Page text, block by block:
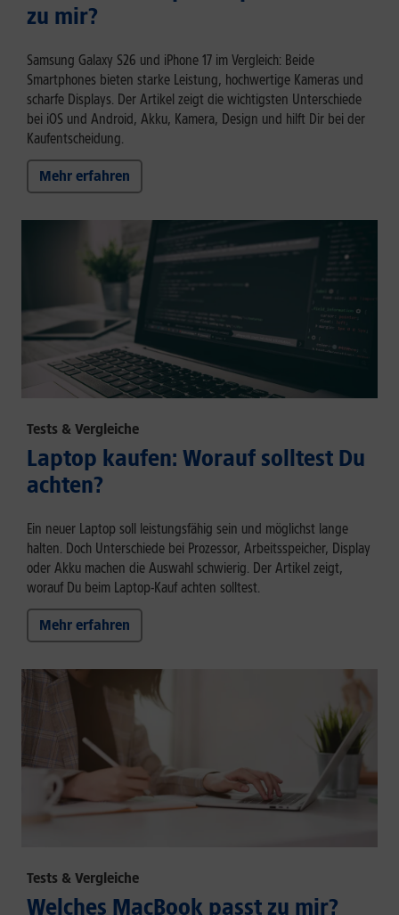
zu mir?
Samsung Galaxy S26 und iPhone 17 im Vergleich: Beide
Smartphones bieten starke Leistung, hochwertige Kameras und
scharfe Displays. Der Artikel zeigt die wichtigsten Unterschiede
bei iOS und Android, Akku, Kamera, Design und hilft Dir bei der
Kaufentscheidung.
Mehr erfahren
Tests & Vergleiche
Laptop kaufen: Worauf solltest Du
achten?
Ein neuer Laptop soll leistungsfähig sein und möglichst lange
halten. Doch Unterschiede bei Prozessor, Arbeitsspeicher, Display
oder Akku machen die Auswahl schwierig. Der Artikel zeigt,
worauf Du beim Laptop-Kauf achten solltest.
Mehr erfahren
Tests & Vergleiche
Welches MacBook passt zu mir?